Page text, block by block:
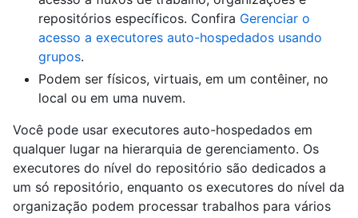
repositórios específicos. Confira Gerenciar o
acesso a executores auto-hospedados usando
grupos.
Podem ser físicos, virtuais, em um contêiner, no
local ou em uma nuvem.
Você pode usar executores auto-hospedados em
qualquer lugar na hierarquia de gerenciamento. Os
executores do nível do repositório são dedicados a
um só repositório, enquanto os executores do nível da
organização podem processar trabalhos para vários